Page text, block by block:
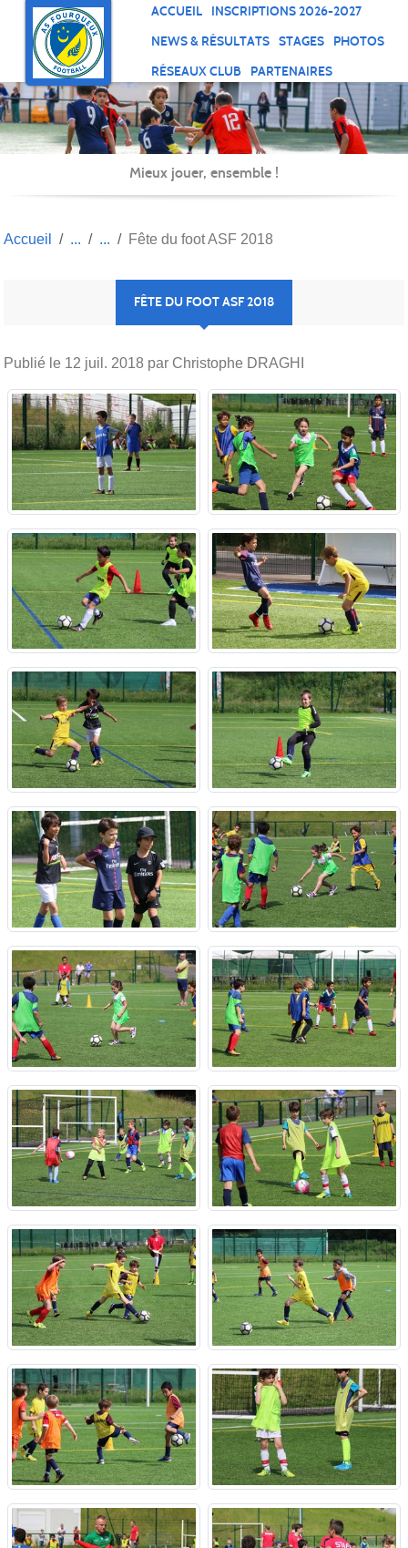
ACCUEIL
INSCRIPTIONS 2026-2027
NEWS & RÉSULTATS
STAGES
PHOTOS
RÉSEAUX CLUB
PARTENAIRES
Mieux jouer, ensemble !
Accueil Fête du foot ASF 2018
FÊTE DU FOOT ASF 2018
Publié le 12 juil. 2018 par Christophe DRAGHI
Panneau de gestion des cookies